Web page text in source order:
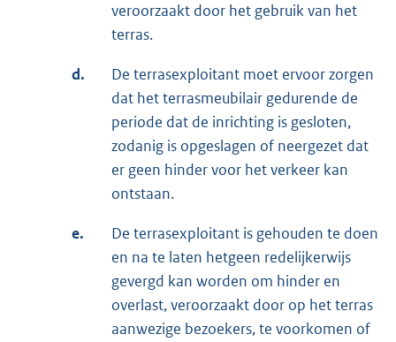
veroorzaakt door het gebruik van het
terras.
d.
De terrasexploitant moet ervoor zorgen
dat het terrasmeubilair gedurende de
periode dat de inrichting is gesloten,
zodanig is opgeslagen of neergezet dat
er geen hinder voor het verkeer kan
ontstaan.
e.
De terrasexploitant is gehouden te doen
en na te laten hetgeen redelijkerwijs
gevergd kan worden om hinder en
overlast, veroorzaakt door op het terras
aanwezige bezoekers, te voorkomen of